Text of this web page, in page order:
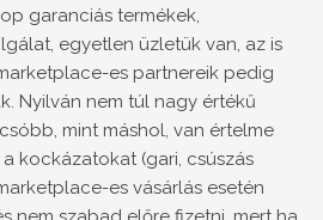
garanciás termékek,
egyetlen üzletük van, az is
es partnereik pedig
Nyilván nem túl nagy értékű
mint máshol, van értelme
kockázatokat (gari, csúszás
es vásárlás esetén